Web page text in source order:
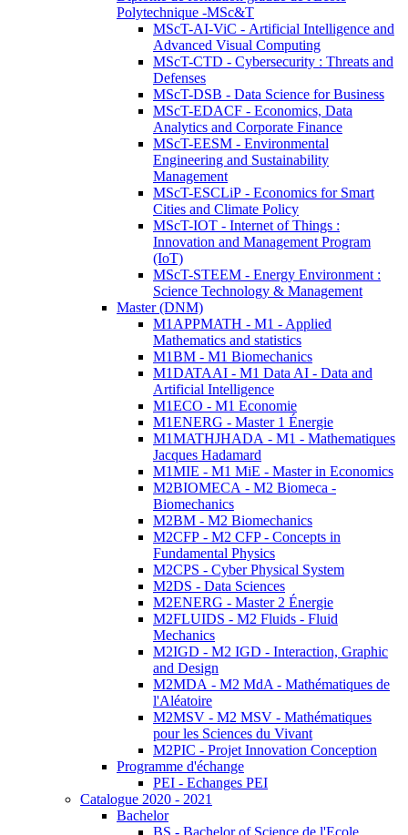
Polytechnique -MSc&T
MScT-AI-ViC - Artificial Intelligence and
Advanced Visual Computing
MScT-CTD - Cybersecurity : Threats and
Defenses
MScT-DSB - Data Science for Business
MScT-EDACF - Economics, Data
Analytics and Corporate Finance
MScT-EESM - Environmental
Engineering and Sustainability
Management
MScT-ESCLiP - Economics for Smart
Cities and Climate Policy
MScT-IOT - Internet of Things :
Innovation and Management Program
(IoT)
MScT-STEEM - Energy Environment :
Science Technology & Management
Master (DNM)
M1APPMATH - M1 - Applied
Mathematics and statistics
M1BM - M1 Biomechanics
M1DATAAI - M1 Data AI - Data and
Artificial Intelligence
M1ECO - M1 Economie
M1ENERG - Master 1 Énergie
M1MATHJHADA - M1 - Mathematiques
Jacques Hadamard
M1MIE - M1 MiE - Master in Economics
M2BIOMECA - M2 Biomeca -
Biomechanics
M2BM - M2 Biomechanics
M2CFP - M2 CFP - Concepts in
Fundamental Physics
M2CPS - Cyber Physical System
M2DS - Data Sciences
M2ENERG - Master 2 Énergie
M2FLUIDS - M2 Fluids - Fluid
Mechanics
M2IGD - M2 IGD - Interaction, Graphic
and Design
M2MDA - M2 MdA - Mathématiques de
l'Aléatoire
M2MSV - M2 MSV - Mathématiques
pour les Sciences du Vivant
M2PIC - Projet Innovation Conception
Programme d'échange
PEI - Echanges PEI
Catalogue 2020 - 2021
Bachelor
BS - Bachelor of Science de l'Ecole